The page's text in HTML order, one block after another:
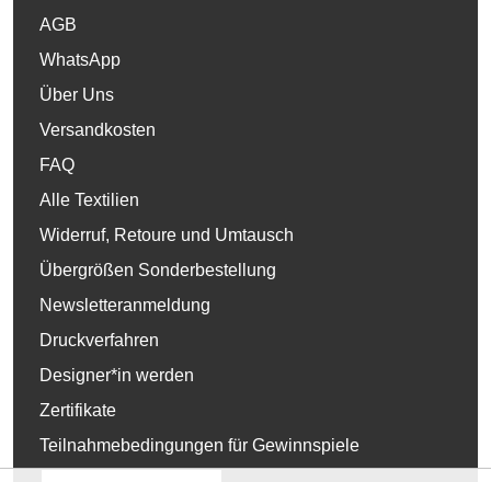
AGB
WhatsApp
Über Uns
Versandkosten
FAQ
Alle Textilien
Widerruf, Retoure und Umtausch
Übergrößen Sonderbestellung
Newsletteranmeldung
Druckverfahren
Designer*in werden
Zertifikate
Teilnahmebedingungen für Gewinnspiele